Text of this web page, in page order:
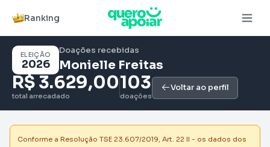
Ranking
ELEIÇÃO
2026
Doações recebidas
Monielle Freitas
R$ 3.629,00
total arrecadado
103
doações
Voltar ao perfil
Conforme a Resolução TSE 23.607/2019, Art. 22 II - os dados dos